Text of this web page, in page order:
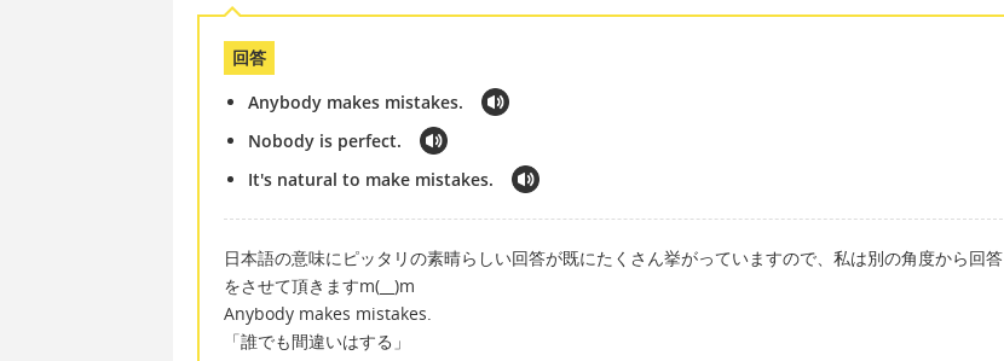
回答
Anybody makes mistakes.
Nobody is perfect.
It's natural to make mistakes.
日本語の意味にピッタリの素晴らしい回答が既にたくさん挙がっていますので、私は別の角度から回答
をさせて頂きますm(__)m
Anybody makes mistakes.
「誰でも間違いはする」